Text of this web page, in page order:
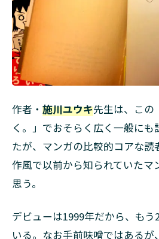
作者・ 施川ユウキ先生は、この
く。」でおそらく広く一般に
たが、マンガの比較的コアな読
作風で以前から知られていたマ
思う。
デビューは1999年だから、もう
いる。なお手前味噌ではある